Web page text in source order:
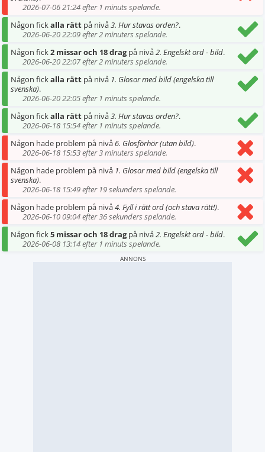
2026-07-06 21:24 efter 1 minuts spelande.
Någon fickalla rätt på nivå3. Hur stavas orden?.
2026-06-20 22:09 efter 2 minuters spelande.
Någon fick2 missar och 18 dragpå nivå2. Engelskt ord - bild.
2026-06-20 22:07 efter 2 minuters spelande.
Någon fickalla rätt på nivå 1. Glosor med bild (engelska till
svenska).
2026-06-20 22:05 efter 1 minuts spelande.
Någon fickalla rätt på nivå3. Hur stavas orden?.
2026-06-18 15:54 efter 1 minuts spelande.
Någon hade problem på nivå6. Glosförhör (utan bild).
2026-06-18 15:53 efter 3 minuters spelande.
Någon hade problem på nivå 1. Glosor med bild (engelska till
svenska).
2026-06-18 15:49 efter 19 sekunders spelande.
Någon hade problem på nivå4. Fyll i rätt ord (och stava rätt!).
2026-06-10 09:04 efter 36 sekunders spelande.
Någon fick5 missar och 18 dragpå nivå2. Engelskt ord - bild.
2026-06-08 13:14 efter 1 minuts spelande.
ANNONS